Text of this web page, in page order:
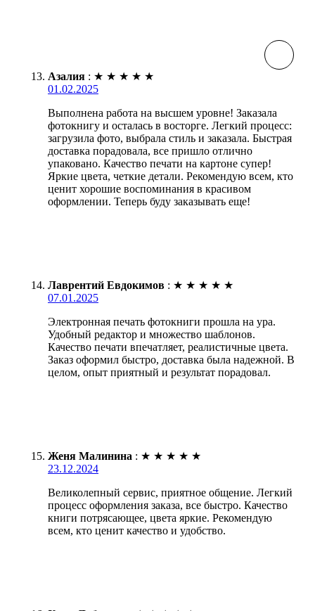
Азалия : ★ ★ ★ ★ ★
01.02.2025
Выполнена работа на высшем уровне! Заказала
фотокнигу и осталась в восторге. Легкий процесс:
загрузила фото, выбрала стиль и заказала. Быстрая
доставка порадовала, все пришло отлично
упаковано. Качество печати на картоне супер!
Яркие цвета, четкие детали. Рекомендую всем, кто
ценит хорошие воспоминания в красивом
оформлении. Теперь буду заказывать еще!
Лаврентий Евдокимов : ★ ★ ★ ★ ★
07.01.2025
Электронная печать фотокниги прошла на ура.
Удобный редактор и множество шаблонов.
Качество печати впечатляет, реалистичные цвета.
Заказ оформил быстро, доставка была надежной. В
целом, опыт приятный и результат порадовал.
Женя Малинина : ★ ★ ★ ★ ★
23.12.2024
Великолепный сервис, приятное общение. Легкий
процесс оформления заказа, все быстро. Качество
книги потрясающее, цвета яркие. Рекомендую
всем, кто ценит качество и удобство.